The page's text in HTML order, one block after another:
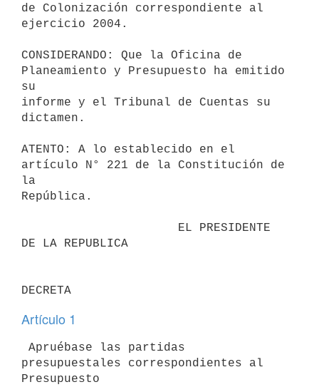
de Colonización correspondiente al
ejercicio 2004.
CONSIDERANDO: Que la Oficina de
Planeamiento y Presupuesto ha emitido
su
informe y el Tribunal de Cuentas su
dictamen.
ATENTO: A lo establecido en el
artículo N° 221 de la Constitución de
la
República.
DE LA REPUBLICA
Artículo 1
presupuestales correspondientes al
Presupuesto